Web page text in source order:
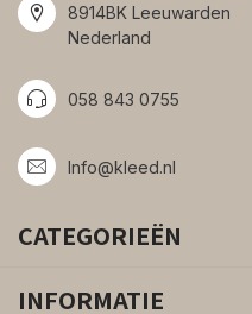
8914BK Leeuwarden
Nederland
058 843 0755
Info@kleed.nl
CATEGORIEËN
INFORMATIE